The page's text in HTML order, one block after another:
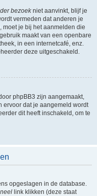
bezoekniet aanvinkt, blijf je
vermeden dat anderen je
moet je bij het aanmelden die
maakt van een openbare
in een internetcafé, enz.
deze uitgeschakeld.
phpBB3 zijn aangemaakt,
ervoor dat je aangemeld wordt
dit heeft inschakeld, om te
opgeslagen in de database.
link klikken (deze staat